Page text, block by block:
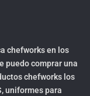
chefworks en los
puedo comprar una
chefworks los
uniformes para